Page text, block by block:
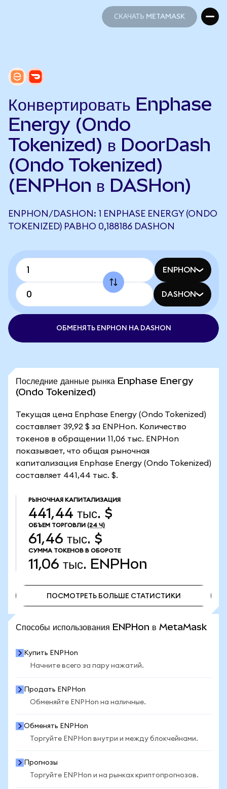
СКАЧАТЬ METAMASK
Конвертировать Enphase
Energy (Ondo
Tokenized) в DoorDash
(Ondo Tokenized)
(ENPHon в DASHon)
ENPHON/DASHON: 1 ENPHASE ENERGY (ONDO
TOKENIZED) РАВНО 0,188186 DASHON
ENPHON
DASHON
ОБМЕНЯТЬ ENPHON НА DASHON
Последние данные рынка Enphase Energy
(Ondo Tokenized)
Текущая цена Enphase Energy (Ondo Tokenized)
составляет 39,92 $ за ENPHon. Количество
токенов в обращении 11,06 тыс. ENPHon
показывает, что общая рыночная
капитализация Enphase Energy (Ondo Tokenized)
составляет 441,44 тыс. $.
РЫНОЧНАЯ КАПИТАЛИЗАЦИЯ
441,44 тыс. $
ОБЪЕМ ТОРГОВЛИ (24 Ч)
61,46 тыс. $
СУММА ТОКЕНОВ В ОБОРОТЕ
11,06 тыс. ENPHon
ПОСМОТРЕТЬ БОЛЬШЕ СТАТИСТИКИ
Способы использования ENPHon в MetaMask
Купить ENPHon
Начните всего за пару нажатий.
Продать ENPHon
Обменяйте ENPHon на наличные.
Обменять ENPHon
Торгуйте ENPHon внутри и между блокчейнами.
Прогнозы
Торгуйте ENPHon и на рынках криптопрогнозов.